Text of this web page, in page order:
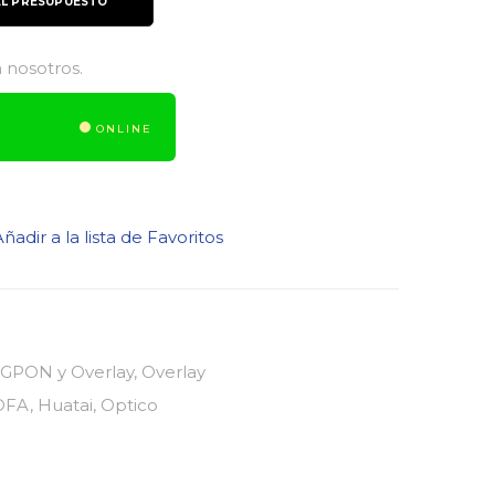
nosotros.
ONLINE
a la lista de Favoritos
y Overlay, Overlay
, Huatai, Optico